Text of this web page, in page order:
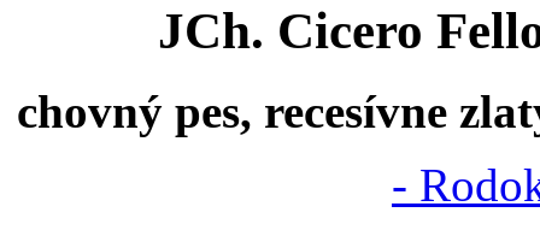
JCh. Cicero
chovný pes, recesívne
-